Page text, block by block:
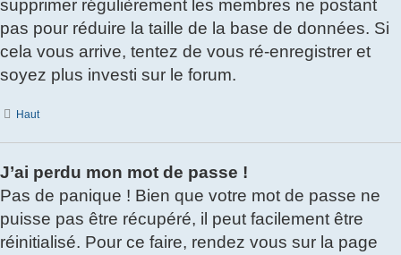
supprimer régulièrement les membres ne postant
pas pour réduire la taille de la base de données. Si
cela vous arrive, tentez de vous ré-enregistrer et
soyez plus investi sur le forum.
Haut
J’ai perdu mon mot de passe !
Pas de panique ! Bien que votre mot de passe ne
puisse pas être récupéré, il peut facilement être
réinitialisé. Pour ce faire, rendez vous sur la page